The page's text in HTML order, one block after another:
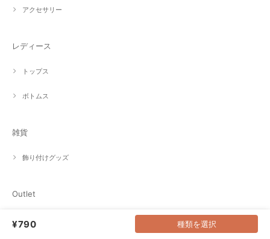
アクセサリー
レディース
トップス
ボトムス
雑貨
飾り付けグッズ
Outlet
¥790 種類を選択